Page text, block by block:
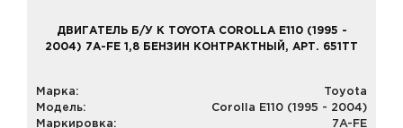
ДВИГАТЕЛЬ Б/У К TOYOTA COROLLA E110 (1995 -
2004) 7A-FE 1,8 БЕНЗИН КОНТРАКТНЫЙ, АРТ. 651TT
Марка:
Toyota
Модель:
Corolla E110 (1995 - 2004)
Маркировка:
7A-FE